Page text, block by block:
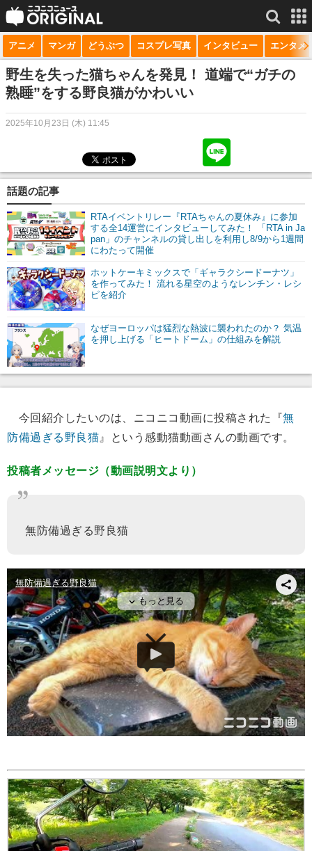
サービス一覧 もっと見る
niconico
動画
生放送
チャンネル
マンガ
ニコニコQ
アニメ マンガ どうぶつ コスプレ写真 インタビュー エンタメ
野生を失った猫ちゃんを発見！ 道端で“ガチの
熟睡”をする野良猫がかわいい
2025年10月23日 (木) 11:45
話題の記事
RTAイベントリレー『RTAちゃんの夏休み』に参加
する全14運営にインタビューしてみた！ 「RTA in Ja
pan」のチャンネルの貸し出しを利用し8/9から1週間
にわたって開催
ホットケーキミックスで「ギャラクシードーナツ」
を作ってみた！ 流れる星空のようなレンチン・レシ
ピを紹介
なぜヨーロッパは猛烈な熱波に襲われたのか？ 気温
を押し上げる「ヒートドーム」の仕組みを解説
今回紹介したいのは、ニコニコ動画に投稿された『無
防備過ぎる野良猫 』という感動猫動画さんの動画です。
投稿者メッセージ（動画説明文より）
無防備過ぎる野良猫